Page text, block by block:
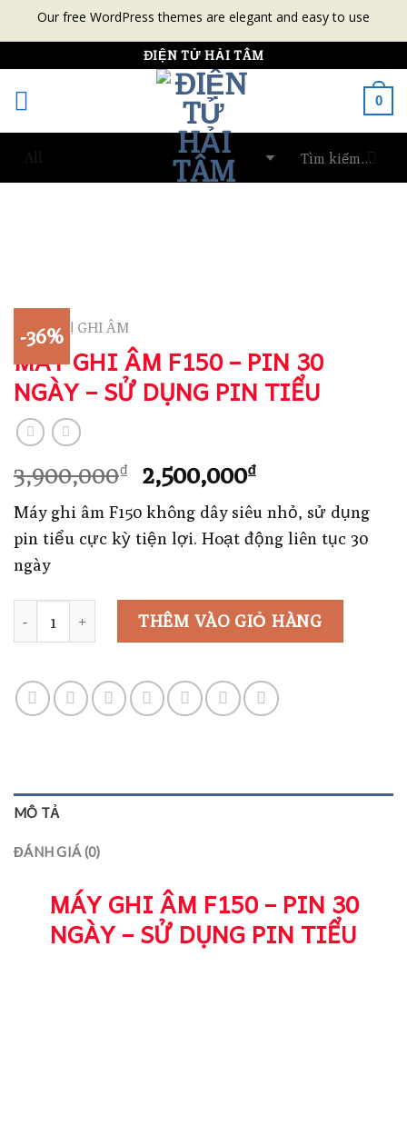
content
ĐIỆN TỬ HẢI TÂM
0
-36%
THIẾT BỊ GHI ÂM
MÁY GHI ÂM F150 – PIN 30
NGÀY – SỬ DỤNG PIN TIỂU
3,900,000₫
Giá
gốc
là:
3,900,000₫.
2,500,000₫
hiện
tại
là:
Máy ghi âm F150 không dây siêu nhỏ, sử dụng
pin tiểu cực kỳ tiện lợi. Hoạt động liên tục 30
ngày
THÊM VÀO GIỎ HÀNG
MÔ TẢ
ĐÁNH GIÁ (0)
MÁY GHI ÂM F150 – PIN 30
NGÀY – SỬ DỤNG PIN TIỂU
Our free WordPress themes are elegant and easy to use